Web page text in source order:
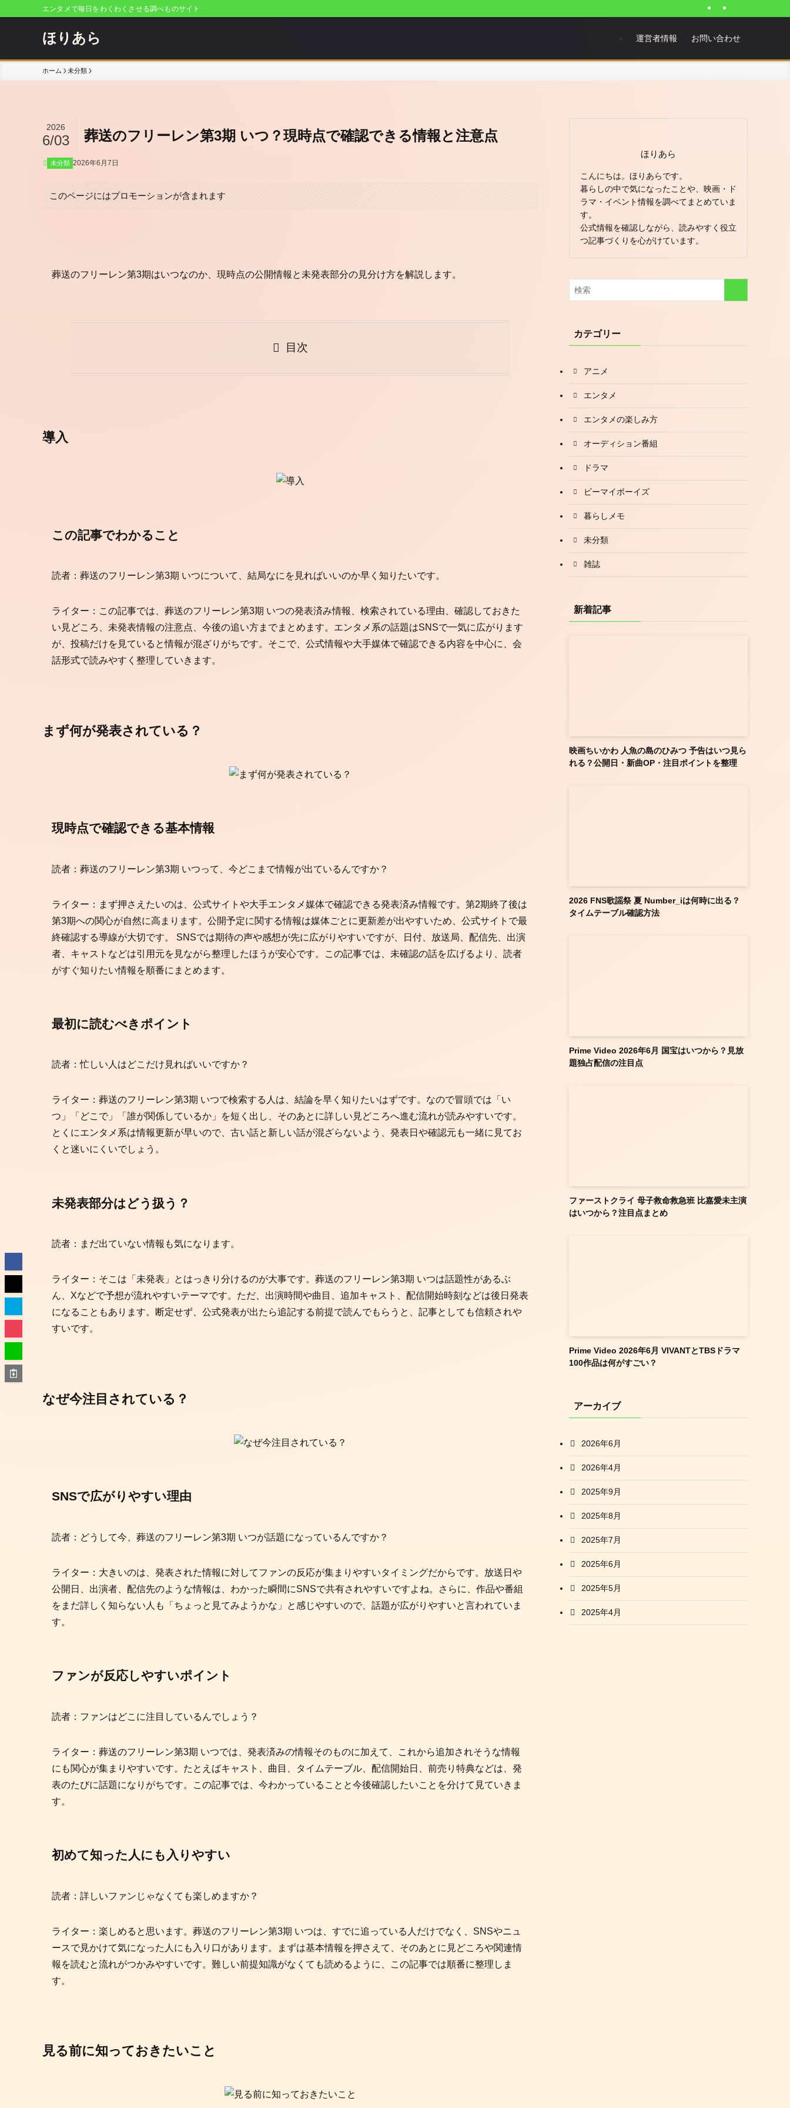
エンタメで毎日をわくわくさせる調べものサイト
ほりあら 運営者情報 お問い合わせ
ホーム 未分類
葬送のフリーレン第3期 いつ？現時点で確認できる情報と注意点
2026
6/03
未分類 2026年6月7日
このページにはプロモーションが含まれます
葬送のフリーレン第3期はいつなのか、現時点の公開情報と未発表部分の見分け方を解説します。
目次
導入
この記事でわかること
読者：葬送のフリーレン第3期 いつについて、結局なにを見ればいいのか早く知りたいです。
ライター：この記事では、葬送のフリーレン第3期 いつの発表済み情報、検索されている理由、確認しておきた
い見どころ、未発表情報の注意点、今後の追い方までまとめます。エンタメ系の話題はSNSで一気に広がります
が、投稿だけを見ていると情報が混ざりがちです。そこで、公式情報や大手媒体で確認できる内容を中心に、会
話形式で読みやすく整理していきます。
まず何が発表されている？
現時点で確認できる基本情報
読者：葬送のフリーレン第3期 いつって、今どこまで情報が出ているんですか？
ライター：まず押さえたいのは、公式サイトや大手エンタメ媒体で確認できる発表済み情報です。第2期終了後は
第3期への関心が自然に高まります。公開予定に関する情報は媒体ごとに更新差が出やすいため、公式サイトで最
終確認する導線が大切です。 SNSでは期待の声や感想が先に広がりやすいですが、日付、放送局、配信先、出演
者、キャストなどは引用元を見ながら整理したほうが安心です。この記事では、未確認の話を広げるより、読者
がすぐ知りたい情報を順番にまとめます。
最初に読むべきポイント
読者：忙しい人はどこだけ見ればいいですか？
ライター：葬送のフリーレン第3期 いつで検索する人は、結論を早く知りたいはずです。なので冒頭では「い
つ」「どこで」「誰が関係しているか」を短く出し、そのあとに詳しい見どころへ進む流れが読みやすいです。
とくにエンタメ系は情報更新が早いので、古い話と新しい話が混ざらないよう、発表日や確認元も一緒に見てお
くと迷いにくいでしょう。
未発表部分はどう扱う？
読者：まだ出ていない情報も気になります。
ライター：そこは「未発表」とはっきり分けるのが大事です。葬送のフリーレン第3期 いつは話題性があるぶ
ん、Xなどで予想が流れやすいテーマです。ただ、出演時間や曲目、追加キャスト、配信開始時刻などは後日発表
になることもあります。断定せず、公式発表が出たら追記する前提で読んでもらうと、記事としても信頼されや
すいです。
なぜ今注目されている？
SNSで広がりやすい理由
読者：どうして今、葬送のフリーレン第3期 いつが話題になっているんですか？
ライター：大きいのは、発表された情報に対してファンの反応が集まりやすいタイミングだからです。放送日や
公開日、出演者、配信先のような情報は、わかった瞬間にSNSで共有されやすいですよね。さらに、作品や番組
をまだ詳しく知らない人も「ちょっと見てみようかな」と感じやすいので、話題が広がりやすいと言われていま
す。
ファンが反応しやすいポイント
読者：ファンはどこに注目しているんでしょう？
ライター：葬送のフリーレン第3期 いつでは、発表済みの情報そのものに加えて、これから追加されそうな情報
にも関心が集まりやすいです。たとえばキャスト、曲目、タイムテーブル、配信開始日、前売り特典などは、発
表のたびに話題になりがちです。この記事では、今わかっていることと今後確認したいことを分けて見ていきま
す。
初めて知った人にも入りやすい
読者：詳しいファンじゃなくても楽しめますか？
ライター：楽しめると思います。葬送のフリーレン第3期 いつは、すでに追っている人だけでなく、SNSやニュ
ースで見かけて気になった人にも入り口があります。まずは基本情報を押さえて、そのあとに見どころや関連情
報を読むと流れがつかみやすいです。難しい前提知識がなくても読めるように、この記事では順番に整理しま
す。
見る前に知っておきたいこと
ほりあら
こんにちは。ほりあらです。
暮らしの中で気になったことや、映画・ド
ラマ・イベント情報を調べてまとめていま
す。
公式情報を確認しながら、読みやすく役立
つ記事づくりを心がけています。
カテゴリー
アニメ
エンタメ
エンタメの楽しみ方
オーディション番組
ドラマ
ビーマイボーイズ
暮らしメモ
未分類
雑誌
新着記事
映画ちいかわ 人魚の島のひみつ 予告はいつ見ら
れる？公開日・新曲OP・注目ポイントを整理
2026 FNS歌謡祭 夏 Number_iは何時に出る？
タイムテーブル確認方法
Prime Video 2026年6月 国宝はいつから？見放
題独占配信の注目点
ファーストクライ 母子救命救急班 比嘉愛未主演
はいつから？注目点まとめ
Prime Video 2026年6月 VIVANTとTBSドラマ
100作品は何がすごい？
アーカイブ
2026年6月
2026年4月
2025年9月
2025年8月
2025年7月
2025年6月
2025年5月
2025年4月